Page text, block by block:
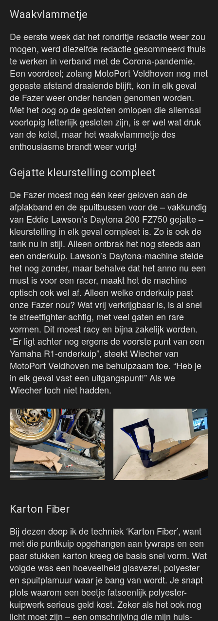
Waakvlammetje
De eerste week dat het rondritje redactie weer zou
mogen, werd diezelfde redactie gesommeerd thuis
te werken in verband met de Corona-pandemie.
Een voordeel; zolang MotoPort Veldhoven nog met
gepaste afstand draaiende blijft, kon in elk geval
de Fazer weer onder handen genomen worden.
Met het oog op de gesloten omlopen die allemaal
voorlopig letterlijk gesloten zijn, is er wel wat druk
van de ketel, maar het waakvlammetje des
enthousiasme brandt weer vurig!
Gejatte kleurstelling compleet
De Fazer moest nog één keer geloven aan de
afplakband en de spuitbussen voor de – vakkundig
van Eddie Lawson’s Daytona 200 FZ750 gejatte –
kleurstelling in elk geval compleet is. Zo is ook de
tank nu in stijl. Alleen ontbrak het nog steeds aan
een onderkuip. Lawson’s Daytona-machine stelde
het nog zonder, maar behalve dat het anno nu een
must is voor een racer, maakt het de machine
optisch ook wel af. Alleen welke onderkuip past
onze Fazer nou? Wat vrij verkrijgbaar is, is al snel
te streetfighter-achtig, met veel gaten en rare
vormen. Dit moest racy en bijna zakelijk worden.
“Er ligt achter nog ergens de voorste punt van een
Yamaha R1-onderkuip”, steekt Wiecher van
MotoPort Veldhoven me behulpzaam toe. “Heb je
in elk geval vast een uitgangspunt!” Als we
Wiecher toch niet hadden.
Karton Fiber
Bij dezen doop ik de techniek ‘Karton Fiber’, want
met die puntkuip opgehangen aan tywraps en een
paar stukken karton kreeg de basis snel vorm. Wat
volgde was een hoeveelheid glasvezel, polyester
en spuitplamuur waar je bang van wordt. Je snapt
plots waarom een beetje fatsoenlijk polyester-
kuipwerk serieus geld kost. Zeker als het ook nog
licht moet zijn – een omschrijving die mijn huis-